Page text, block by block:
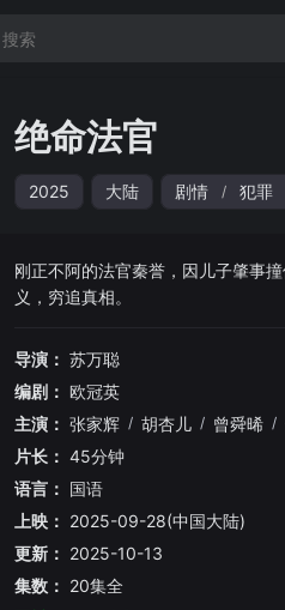
绝命法官
2025 大陆 剧情 / 犯罪
刚正不阿的法官秦誉，因儿子肇事
义，穷追真相。
导演： 苏万聪
编剧： 欧冠英
主演： 张家辉 / 胡杏儿 / 曾舜晞 /
片长： 45分钟
语言： 国语
上映： 2025-09-28(中国大陆)
更新： 2025-10-13
集数： 20集全